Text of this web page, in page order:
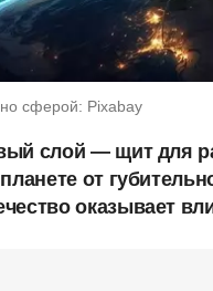
сферой: Pixabay
слой — щит для
от
оказывает